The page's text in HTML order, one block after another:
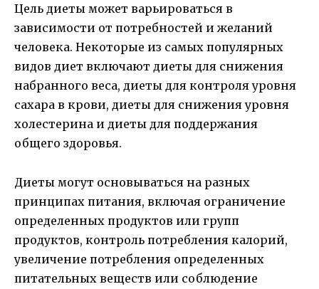
Цель диеты может варьироваться в
зависимости от потребностей и желаний
человека. Некоторые из самых популярных
видов диет включают диеты для снижения
набранного веса, диеты для контроля уровня
сахара в крови, диеты для снижения уровня
холестерина и диеты для поддержания
общего здоровья.
Диеты могут основываться на разных
принципах питания, включая ограничение
определенных продуктов или групп
продуктов, контроль потребления калорий,
увеличение потребления определенных
питательных веществ или соблюдение